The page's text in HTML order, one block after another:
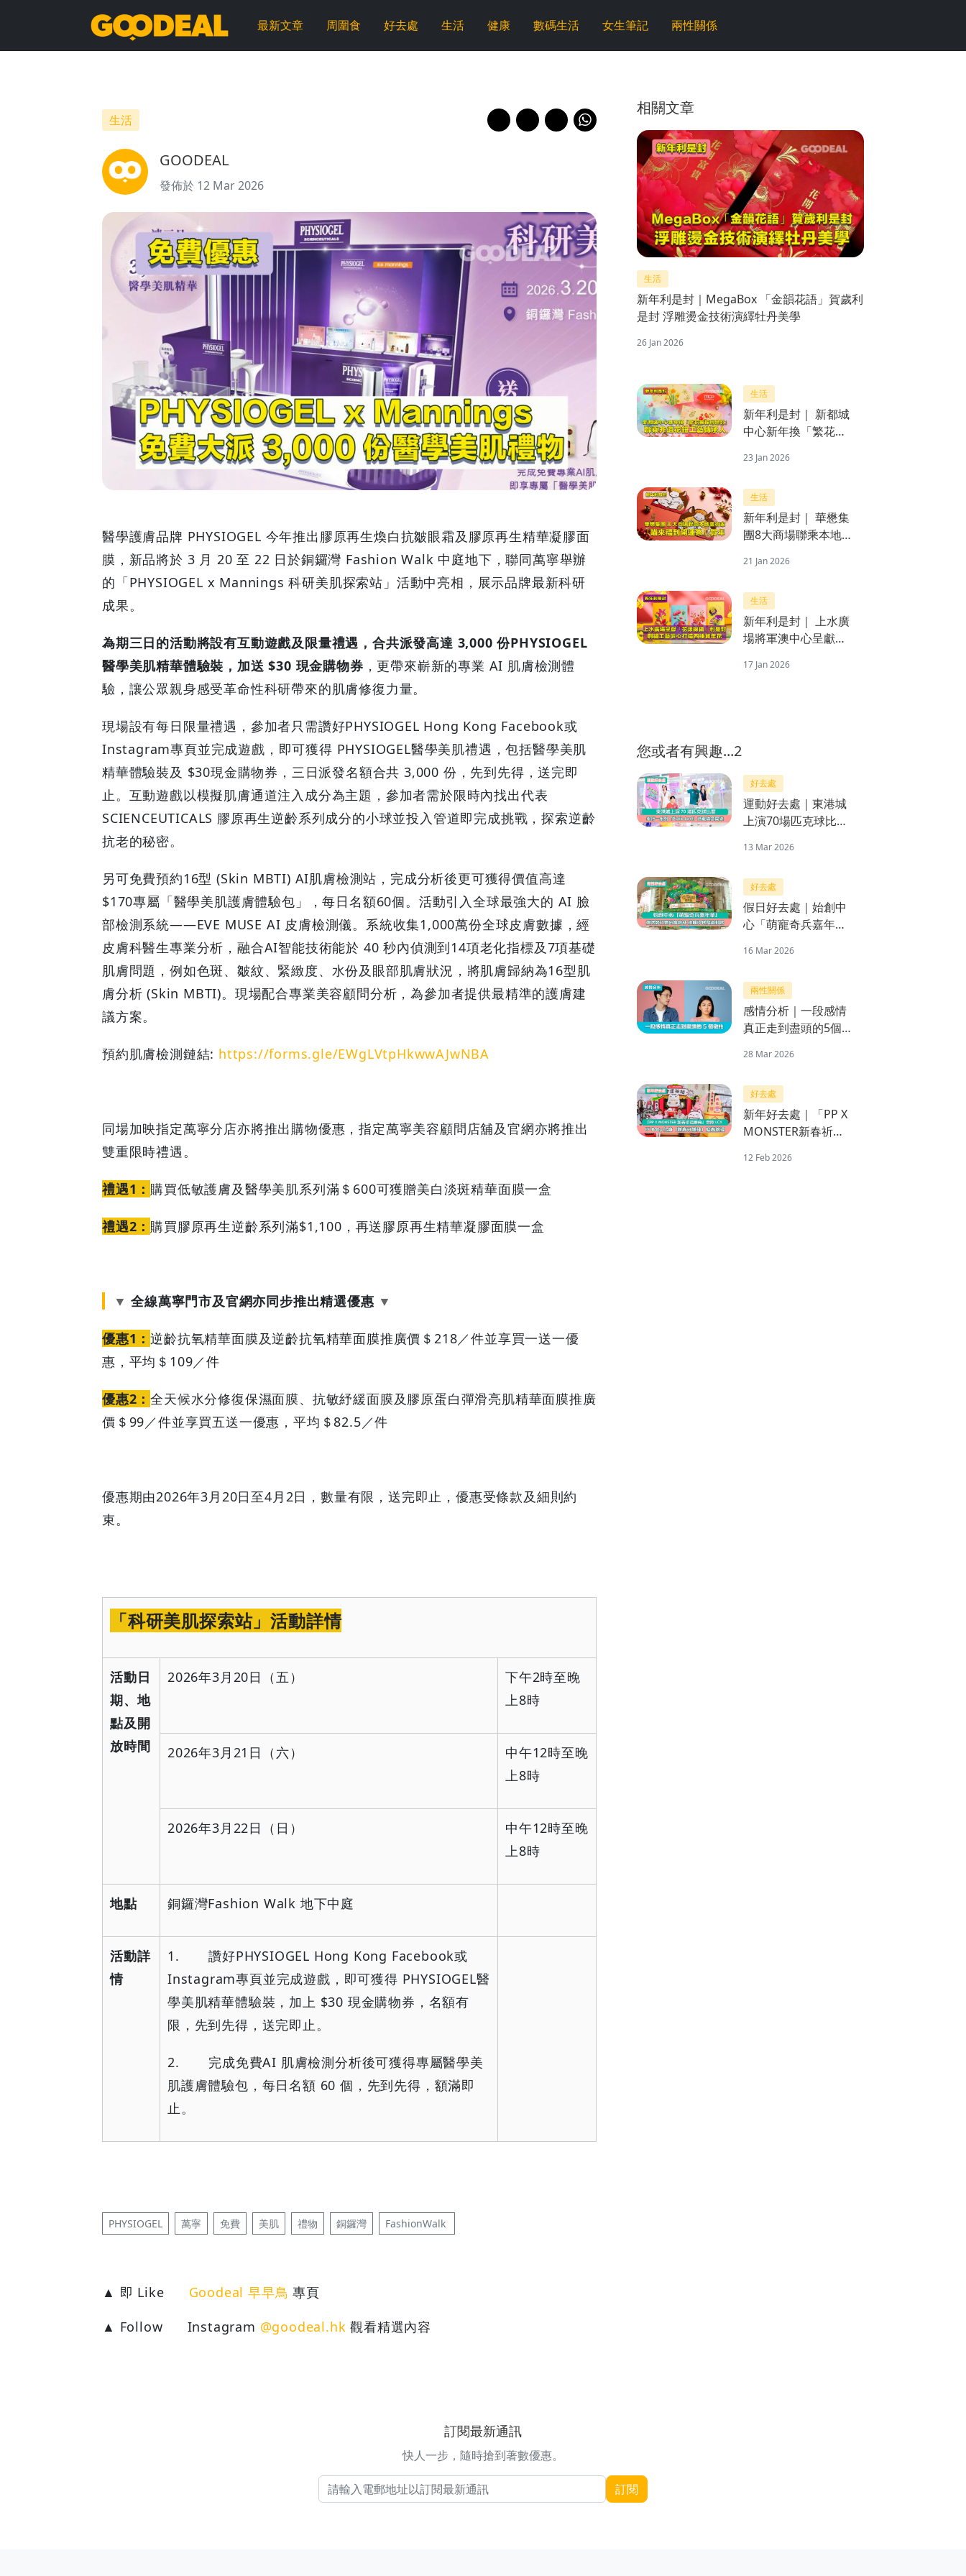
費
PHYSIOGEL
GOODEAL
Discounts
最新文章 周圍食 好去處 生活 健康 數碼生活 女生筆記 兩性關係
生活
GOODEAL
發佈於 12 Mar 2026
醫學護膚品牌 PHYSIOGEL 今年推出膠原再生煥白抗皺眼霜及膠原再生精華凝膠面
膜，新品將於 3 月 20 至 22 日於銅鑼灣 Fashion Walk 中庭地下，聯同萬寧舉辦
的「PHYSIOGEL x Mannings 科研美肌探索站」活動中亮相，展示品牌最新科研
成果。
為期三日的活動將設有互動遊戲及限量禮遇，合共派發高達 3,000 份PHYSIOGEL
醫學美肌精華體驗裝，加送 $30 現金購物券 ，更帶來嶄新的專業 AI 肌膚檢測體
驗，讓公眾親身感受革命性科研帶來的肌膚修復力量。
現場設有每日限量禮遇，參加者只需讚好PHYSIOGEL Hong Kong Facebook或
Instagram專頁並完成遊戲，即可獲得 PHYSIOGEL醫學美肌禮遇，包括醫學美肌
精華體驗裝及 $30現金購物券，三日派發名額合共 3,000 份，先到先得，送完即
止。互動遊戲以模擬肌膚通道注入成分為主題，參加者需於限時內找出代表
SCIENCEUTICALS 膠原再生逆齡系列成分的小球並投入管道即完成挑戰，探索逆齡
抗老的秘密。
另可免費預約16型 (Skin MBTI) AI肌膚檢測站，完成分析後更可獲得價值高達
$170專屬「醫學美肌護膚體驗包」，每日名額60個。活動引入全球最強大的 AI 臉
部檢測系統——EVE MUSE AI 皮膚檢測儀。系統收集1,000萬份全球皮膚數據，經
皮膚科醫生專業分析，融合AI智能技術能於 40 秒內偵測到14項老化指標及7項基礎
肌膚問題，例如色斑、皺紋、緊緻度、水份及眼部肌膚狀況，將肌膚歸納為16型肌
膚分析 (Skin MBTI)。現場配合專業美容顧問分析，為參加者提供最精準的護膚建
議方案。
預約肌膚檢測鏈結: https://forms.gle/EWgLVtpHkwwAJwNBA
同場加映指定萬寧分店亦將推出購物優惠，指定萬寧美容顧問店舖及官網亦將推出
雙重限時禮遇。
禮遇1： 購買低敏護膚及醫學美肌系列滿＄600可獲贈美白淡斑精華面膜一盒
禮遇2： 購買膠原再生逆齡系列滿$1,100，再送膠原再生精華凝膠面膜一盒
全線萬寧門市及官網亦同步推出精選優惠
優惠1：逆齡抗氧精華面膜及逆齡抗氧精華面膜推廣價＄218／件並享買一送一優
惠，平均＄109／件
優惠2：全天候水分修復保濕面膜、抗敏紓緩面膜及膠原蛋白彈滑亮肌精華面膜推廣
價＄99／件並享買五送一優惠，平均＄82.5／件
優惠期由2026年3月20日至4月2日，數量有限，送完即止，優惠受條款及細則約
束。
「科研美肌探索站」活動詳情
活動日
期、地
點及開
放時間
2026年3 月 20日（五） 下午2時至晚
上8時
2026年3 月 21 日（六） 中午12時至晚
上8時
2026年3 月 22日（日） 中午12時至晚
上8時
地點 銅鑼灣Fashion Walk 地下中庭
活動詳
情
1.讚好PHYSIOGEL Hong Kong Facebook或
Instagram專頁並完成遊戲，即可獲得 PHYSIOGEL醫
學美肌精華體驗裝，加上 $30 現金購物券，名額有
限，先到先得，送完即止。
2. 完成免費AI 肌膚檢測分析後可獲得專屬醫學美
肌護膚體驗包，每日名額 60個，先到先得，額滿即
止。
PHYSIOGEL 萬寧 免費 美肌 禮物 銅鑼灣 FashionWalk
▲ 即 Like Goodeal 早早鳥 專頁
▲ Follow
Instagram @goodeal.hk 觀看精選內容
相關文章
生活
新年利是封｜MegaBox 「金韻花語」賀歲利
是封 浮雕燙金技術演繹牡丹美學
26 Jan 2026
生活
新年利是封｜ 新都城
中心新年換「繁花舞
花鈕工藝傳承人
23 Jan 2026
生活
新年利是封｜ 華懋集
團8大商場聯乘本地
運祭」賀年
21 Jan 2026
生活
新年利是封｜ 上水廣
場將軍澳中心呈獻
刺繡工藝匠心打造四
17 Jan 2026
您或者有興趣...2
好去處
運動好去處｜東港城
上演70場匹克球比賽
Jam!」活動與眾同樂
13 Mar 2026
好去處
假日好去處｜始創中
心「萌寵奇兵嘉年
森林
16 Mar 2026
兩性關係
感情分析｜一段感情
真正走到盡頭的5個
28 Mar 2026
好去處
新年好去處｜「PP X
MONSTER新春祈福
Baby化身「新春守護
12 Feb 2026
訂閱最新通訊
快人一步，隨時搶到著數優惠。
電郵地址
訂閱